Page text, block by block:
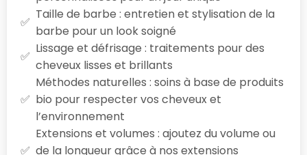
Taille de barbe : entretien et stylisation de la
barbe pour un look soigné
Lissage et défrisage : traitements pour des
cheveux lisses et brillants
Méthodes naturelles : soins à base de produits
bio pour respecter vos cheveux et
l’environnement
Extensions et volumes : ajoutez du volume ou
de la longueur grâce à nos extensions